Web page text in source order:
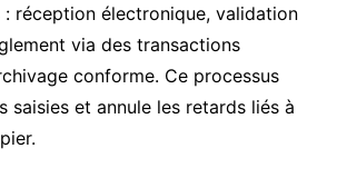
réception électronique, validation
via des transactions
conforme. Ce processus
saisies et annule les retards liés à